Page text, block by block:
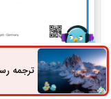
ترجمهراه های ارتباطی